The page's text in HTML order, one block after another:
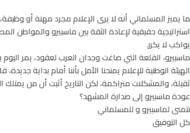
ما يميز المسلماني أنه لا يرى الإعلام مجرد مهنة أو
استراتيجية حقيقية لإعادة الثقة بين ماسبيرو والمواطن
يواكب لا يكرر.
ماسبيرو، القلعة التي صاغت وجدان العرب لعقود، يمر
الهيئة الوطنية للإعلام يمنحنا الأمل بأننا أمام بداية
ثقيلة، والمشكلات متراكمة، لكن التاريخ أثبت أن من
عودة ماسبيرو إلى صدارة المشهد؟
نتمنى لماسبيرو و للمسلماني
كل التوفيق